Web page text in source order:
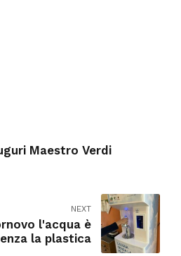
Maestro Verdi
NEXT
l'acqua è
la plastica